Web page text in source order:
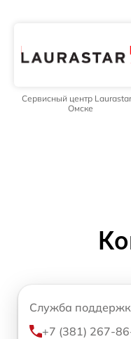
Сервисный центр
Омске
Служба
+7 (381) 267-